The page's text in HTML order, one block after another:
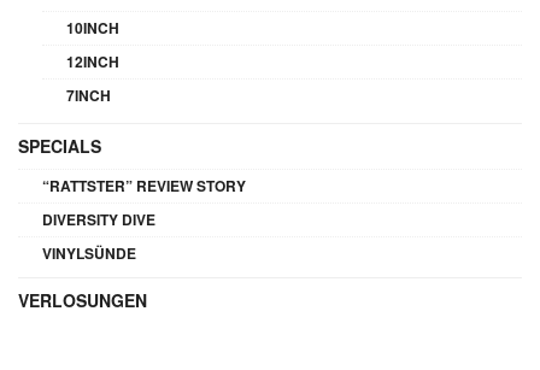
10INCH
12INCH
7INCH
SPECIALS
“RATTSTER” REVIEW STORY
DIVERSITY DIVE
VINYLSÜNDE
VERLOSUNGEN